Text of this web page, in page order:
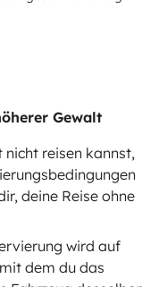
Gewalt
reisen kannst,
deine Reise ohne
wird auf
dem du das
Play